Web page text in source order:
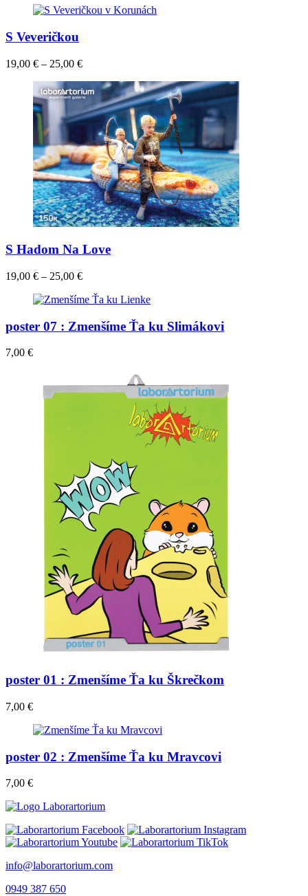
S Veveričkou
19,00 € – 25,00 €
S Hadom Na Love
19,00 € – 25,00 €
poster 07 : Zmenšíme Ťa ku Slimákovi
7,00 €
poster 01 : Zmenšíme Ťa ku Škrečkom
7,00 €
poster 02 : Zmenšíme Ťa ku Mravcovi
7,00 €
info@laborartorium.com
0949 387 650